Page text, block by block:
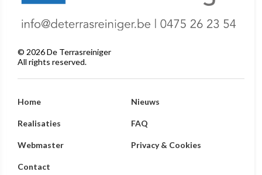
© 2026De Terrasreiniger
All rights reserved.
Home Nieuws
Realisaties FAQ
Webmaster Privacy & Cookies
Contact